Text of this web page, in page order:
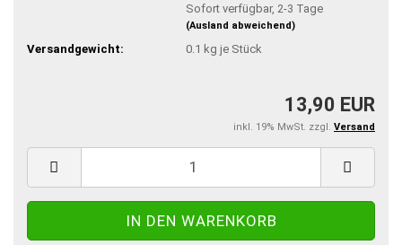
Sofort verfügbar, 2-3 Tage
(Ausland abweichend)
Versandgewicht: 0.1 kg je Stück
13,90 EUR
inkl. 19% MwSt. zzgl. Versand